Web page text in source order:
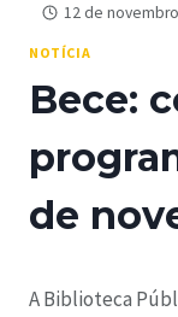
12 de
NOTÍCIA
Bece:
de
A Biblioteca